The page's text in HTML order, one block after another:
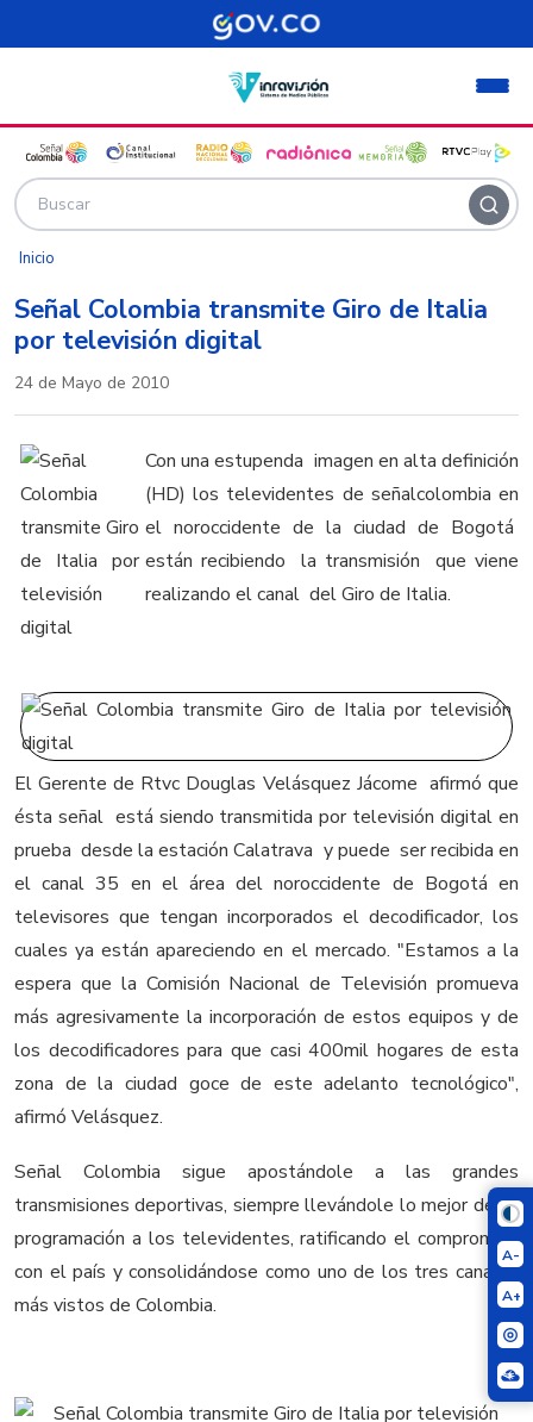
Pasar al contenido principal
A-
A+
Inicio
Señal Colombia transmite Giro de Italia
por televisión digital
24 de Mayo de 2010
Con una estupenda imagen en alta definición
(HD) los televidentes de señalcolombia en
el noroccidente de la ciudad de Bogotá
están recibiendo la transmisión que viene
realizando el canal del Giro de Italia.
El Gerente de Rtvc Douglas Velásquez Jácome afirmó que
ésta señal está siendo transmitida por televisión digital en
prueba desde la estación Calatrava y puede ser recibida en
el canal 35 en el área del noroccidente de Bogotá en
televisores que tengan incorporados el decodificador, los
cuales ya están apareciendo en el mercado. "Estamos a la
espera que la Comisión Nacional de Televisión promueva
más agresivamente la incorporación de estos equipos y de
los decodificadores para que casi 400mil hogares de esta
zona de la ciudad goce de este adelanto tecnológico",
afirmó Velásquez.
Señal Colombia sigue apostándole a las grandes
transmisiones deportivas, siempre llevándole lo mejor de su
programación a los televidentes, ratificando el compromiso
con el país y consolidándose como uno de los tres canales
más vistos de Colombia.